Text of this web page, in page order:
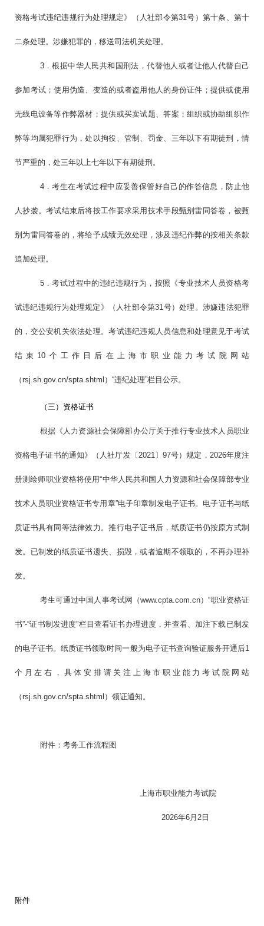
资格考试违纪违规行为处理规定》（人社部令第31号）第十条、第十
二条处理。涉嫌犯罪的，移送司法机关处理。
3．根据中华人民共和国刑法，代替他人或者让他人代替自己
参加考试；使用伪造、变造的或者盗用他人的身份证件；提供或使用
无线电设备等作弊器材；提供或买卖试题、答案；组织或协助组织作
弊等均属犯罪行为，处以拘役、管制、罚金、三年以下有期徒刑，情
节严重的，处三年以上七年以下有期徒刑。
4．考生在考试过程中应妥善保管好自己的作答信息，防止他
人抄袭。考试结束后将按工作要求采用技术手段甄别雷同答卷，被甄
别为雷同答卷的，将给予成绩无效处理，涉及违纪作弊的按相关条款
追加处理。
5．考试过程中的违纪违规行为，按照《专业技术人员资格考
试违纪违规行为处理规定》（人社部令第31号）处理。涉嫌违法犯罪
的，交公安机关依法处理。考试违纪违规人员信息和处理意见于考试
结束10个工作日后在上海市职业能力考试院网站
（rsj.sh.gov.cn/spta.shtml）“违纪处理”栏目公示。
（三）资格证书
根据《人力资源社会保障部办公厅关于推行专业技术人员职业
资格电子证书的通知》（人社厅发〔2021〕97号）规定，2026年度注
册测绘师职业资格将使用“中华人民共和国人力资源和社会保障部专业
技术人员职业资格证书专用章”电子印章制发电子证书。电子证书与纸
质证书具有同等法律效力。推行电子证书后，纸质证书仍按原方式制
发。已制发的纸质证书遗失、损毁，或者逾期不领取的，不再办理补
发。
考生可通过中国人事考试网（www.cpta.com.cn）“职业资格证
书”-“证书制发进度”栏目查看证书办理进度，并查看、加注下载已制发
的电子证书。纸质证书领取时间一般为电子证书查询验证服务开通后1
个月左右，具体安排请关注上海市职业能力考试院网站
（rsj.sh.gov.cn/spta.shtml）领证通知。
附件：考务工作流程图
上海市职业能力考试院
2026年6月2日
附件